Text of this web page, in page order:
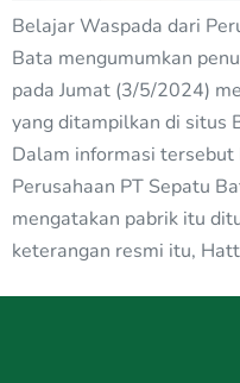
Belajar Waspada dari
Bata mengumumkan
pada Jumat (3/5/2024)
yang ditampilkan di situs
Dalam informasi
Perusahaan PT Sepatu
mengatakan pabrik itu
keterangan resmi itu,